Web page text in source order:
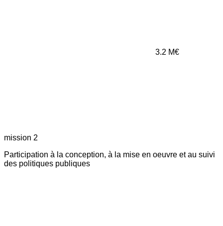
3.2 M€
mission 2
Participation à la conception, à la mise en oeuvre et au suivi
des politiques publiques